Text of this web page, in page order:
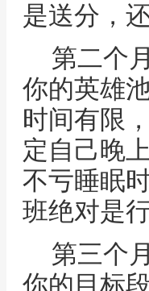
是送分，
第二个
你的英雄
时间有限
定自己晚
不亏睡眠
班绝对是
第三个
你的目标